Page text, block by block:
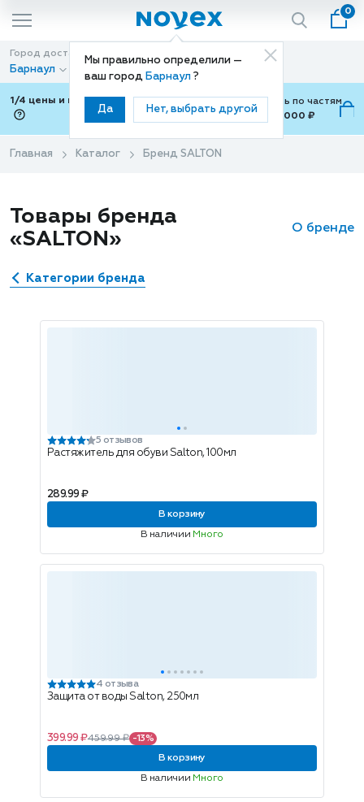
Мы правильно определили —
ваш город Барнаул ?
Да Нет, выбрать другой
0
Город доставки
Барнаул
Способ доставки
Доставка
1/4 цены и покупки ваши с Подели
Можно оплатить по частям
от 700 ₽ до 15,000 ₽
Главная Каталог Бренд SALTON
Товары бренда
«SALTON»
О бренде
Категории бренда
5 отзывов
Растяжитель для обуви Salton, 100мл
289.99 ₽
В корзину
В наличии Много
4 отзыва
Защита от воды Salton, 250мл
399.99 ₽459.99 ₽ -13%
В корзину
В наличии Много